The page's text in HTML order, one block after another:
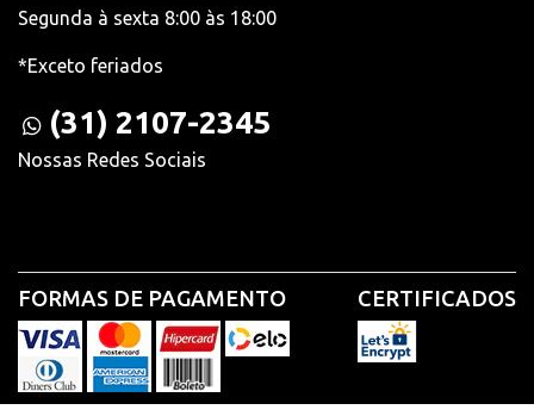
Segunda à sexta 8:00 às 18:00
*Exceto feriados
(31) 2107-2345
Nossas Redes Sociais
FORMAS DE PAGAMENTO CERTIFICADOS